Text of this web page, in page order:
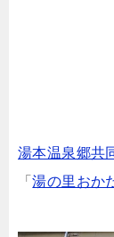
湯本温泉郷共
「湯の里おか